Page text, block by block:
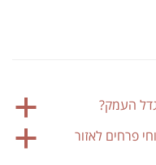
a העמק?
a פרחים לאזור